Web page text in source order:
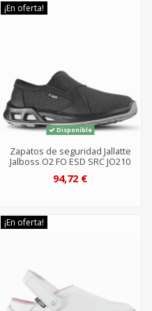
¡En oferta!
Disponible
Zapatos de seguridad Jallatte
Jalboss O2 FO ESD SRC JO210
94,72 €
¡En oferta!